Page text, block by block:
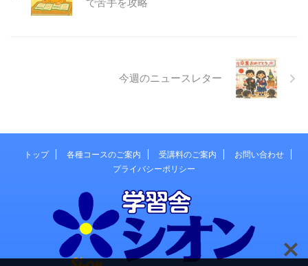
今週のニュースレター
トップ 各種コースのご案内 受講料のご案内
お問い合わせ
プライバシーポリシー